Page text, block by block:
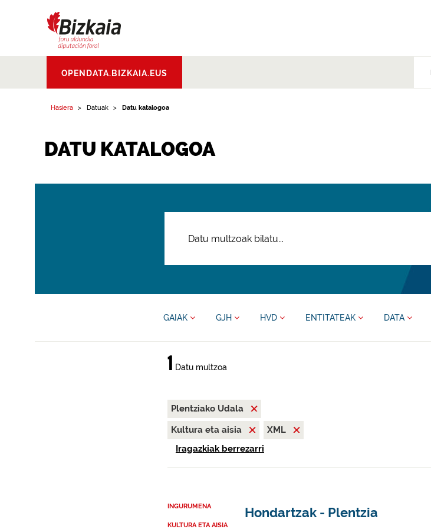
Aldundia.Diputacion
Foral de Bizkaia
OPENDATA.BIZKAIA.EUS
Hasiera Datuak Datu katalogoa
DATU KATALOGOA
GAIAK GJH HVD ENTITATEAK DATA
1 Datu multzoa
Plentziako Udala
Kultura eta aisia
XML
Iragazkiak berrezarri
INGURUMENA
KULTURA ETA AISIA
Hondartzak - Plentzia